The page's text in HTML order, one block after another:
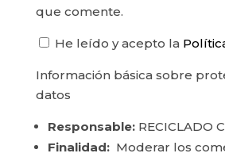
que comente.
He leído y acepto la
Información básica sobre
datos
Responsable:RECICLADO
Finalidad:Moderar los